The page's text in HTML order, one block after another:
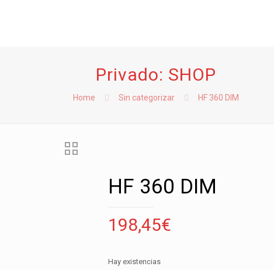
Privado: SHOP
Home Sin categorizar HF 360 DIM
HF 360 DIM
198,45€
Hay existencias